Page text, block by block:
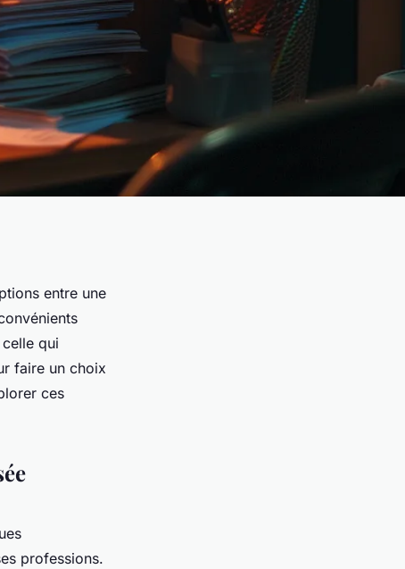
entre une
qui
faire un choix
ces
professions.